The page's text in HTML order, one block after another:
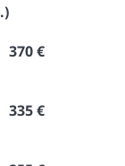
370 €
335 €